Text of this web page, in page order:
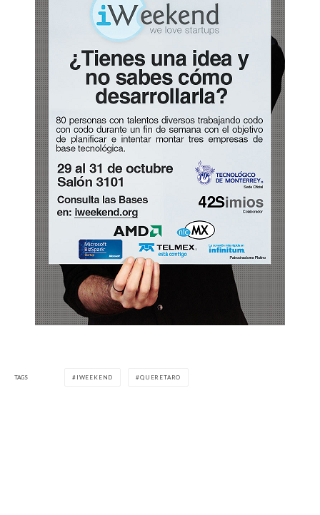
TAGS IWEEKEND QUERETARO